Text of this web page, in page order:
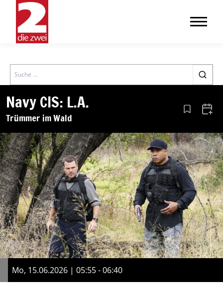
Search
Navy CIS: L.A.
Trümmer im Wald Aus den
Mo, 15.06.2026 | 05:55 - 06:40